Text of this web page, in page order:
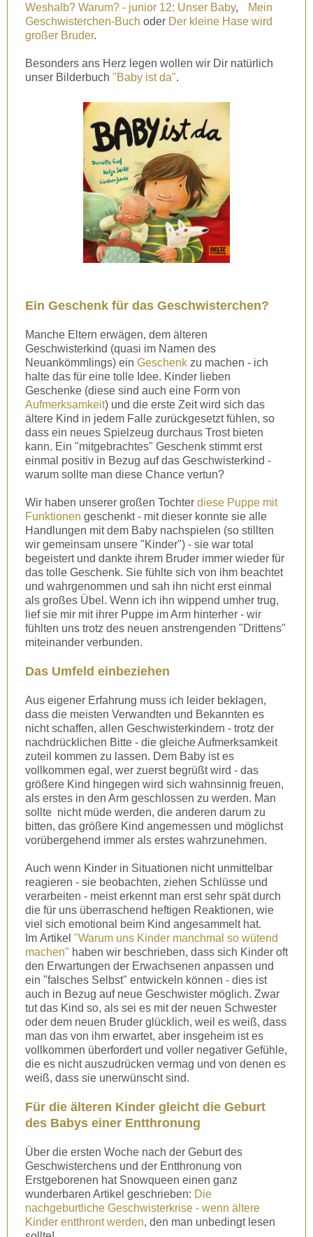
Weshalb? Warum? - junior 12: Unser Baby,
Mein
Geschwisterchen-Buch oder Der kleine Hase wird
großer Bruder.
Besonders ans Herz legen wollen wir Dir natürlich
unser Bilderbuch "Baby ist da".
Ein Geschenk für das Geschwisterchen?
Manche Eltern erwägen, dem älteren
Geschwisterkind (quasi im Namen des
Neuankömmlings) ein Geschenk zu machen - ich
halte das für eine tolle Idee. Kinder lieben
Geschenke (diese sind auch eine Form von
Aufmerksamkeit) und die erste Zeit wird sich das
ältere Kind in jedem Falle zurückgesetzt fühlen, so
dass ein neues Spielzeug durchaus Trost bieten
kann. Ein "mitgebrachtes" Geschenk stimmt erst
einmal positiv in Bezug auf das Geschwisterkind -
warum sollte man diese Chance vertun?
Wir haben unserer großen Tochter diese Puppe mit
Funktionen geschenkt - mit dieser konnte sie alle
Handlungen mit dem Baby nachspielen (so stillten
wir gemeinsam unsere "Kinder") - sie war total
begeistert und dankte ihrem Bruder immer wieder für
das tolle Geschenk. Sie fühlte sich von ihm beachtet
und wahrgenommen und sah ihn nicht erst einmal
als großes Übel. Wenn ich ihn wippend umher trug,
lief sie mir mit ihrer Puppe im Arm hinterher - wir
fühlten uns trotz des neuen anstrengenden "Drittens"
miteinander verbunden.
Das Umfeld einbeziehen
Aus eigener Erfahrung muss ich leider beklagen,
dass die meisten Verwandten und Bekannten es
nicht schaffen, allen Geschwisterkindern - trotz der
nachdrücklichen Bitte - die gleiche Aufmerksamkeit
zuteil kommen zu lassen. Dem Baby ist es
vollkommen egal, wer zuerst begrüßt wird - das
größere Kind hingegen wird sich wahnsinnig freuen,
als erstes in den Arm geschlossen zu werden. Man
sollte nicht müde werden, die anderen darum zu
bitten, das größere Kind angemessen und möglichst
vorübergehend immer als erstes wahrzunehmen.
Auch wenn Kinder in Situationen nicht unmittelbar
reagieren - sie beobachten, ziehen Schlüsse und
verarbeiten - meist erkennt man erst sehr spät durch
die für uns überraschend heftigen Reaktionen, wie
viel sich emotional beim Kind angesammelt hat.
Im Artikel "Warum uns Kinder manchmal so wütend
machen" haben wir beschrieben, dass sich Kinder oft
den Erwartungen der Erwachsenen anpassen und
ein "falsches Selbst" entwickeln können - dies ist
auch in Bezug auf neue Geschwister möglich. Zwar
tut das Kind so, als sei es mit der neuen Schwester
oder dem neuen Bruder glücklich, weil es weiß, dass
man das von ihm erwartet, aber insgeheim ist es
vollkommen überfordert und voller negativer Gefühle,
die es nicht auszudrücken vermag und von denen es
weiß, dass sie unerwünscht sind.
Für die älteren Kinder gleicht die Geburt
des Babys einer Entthronung
Über die ersten Woche nach der Geburt des
Geschwisterchens und der Entthronung von
Erstgeborenen hat Snowqueen einen ganz
wunderbaren Artikel geschrieben: Die
nachgeburtliche Geschwisterkrise - wenn ältere
Kinder entthront werden, den man unbedingt lesen